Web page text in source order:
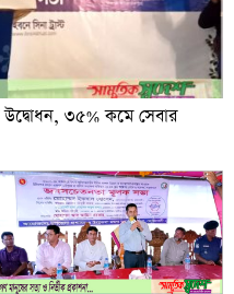
উদ্বোধন, ৩৫% কমে সেবার